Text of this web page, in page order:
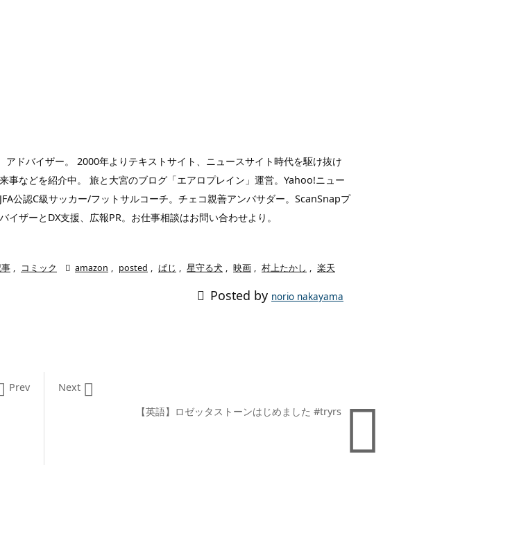
ドバイザー。 2000年よりテキストサイト、ニュースサイト時代を駆け抜け
事などを紹介中。 旅と大宮のブログ「エアロプレイン」運営。Yahoo!ニュー
公認C級サッカー/フットサルコーチ。チェコ親善アンバサダー。ScanSnapプ
ザーとDX支援、広報PR。お仕事相談はお問い合わせより。
, コミック  amazon , posted , ぱじ , 星守る犬 , 映画 , 村上たかし , 楽天
 Posted by norio nakayama

【英語】ロゼッタストーンはじめました #tryrs

Next
Prev